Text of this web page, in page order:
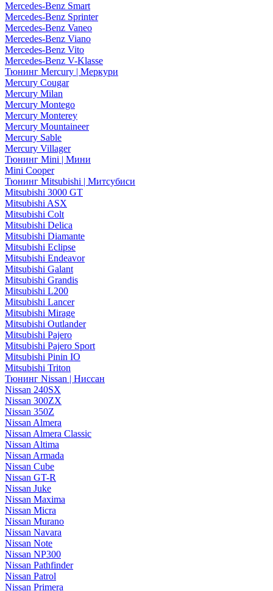
Mercedes-Benz Smart
Mercedes-Benz Sprinter
Mercedes-Benz Vaneo
Mercedes-Benz Viano
Mercedes-Benz Vito
Mercedes-Benz V-Klasse
Тюнинг Mercury | Меркури
Mercury Cougar
Mercury Milan
Mercury Montego
Mercury Monterey
Mercury Mountaineer
Mercury Sable
Mercury Villager
Тюнинг Mini | Мини
Mini Cooper
Тюнинг Mitsubishi | Митсубиси
Mitsubishi 3000 GT
Mitsubishi ASX
Mitsubishi Colt
Mitsubishi Delica
Mitsubishi Diamante
Mitsubishi Eclipse
Mitsubishi Endeavor
Mitsubishi Galant
Mitsubishi Grandis
Mitsubishi L200
Mitsubishi Lancer
Mitsubishi Mirage
Mitsubishi Outlander
Mitsubishi Pajero
Mitsubishi Pajero Sport
Mitsubishi Pinin IO
Mitsubishi Triton
Тюнинг Nissan | Ниссан
Nissan 240SX
Nissan 300ZX
Nissan 350Z
Nissan Almera
Nissan Almera Classic
Nissan Altima
Nissan Armada
Nissan Cube
Nissan GT-R
Nissan Juke
Nissan Maxima
Nissan Micra
Nissan Murano
Nissan Navara
Nissan Note
Nissan NP300
Nissan Pathfinder
Nissan Patrol
Nissan Primera